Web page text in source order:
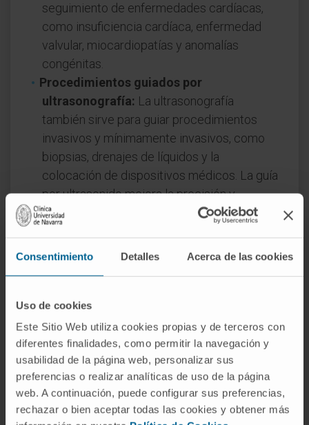
Consentimiento Detalles Acerca de las cookies
Uso de cookies
Este Sitio Web utiliza cookies propias y de terceros con
diferentes finalidades, como permitir la navegación y
usabilidad de la página web, personalizar sus
preferencias o realizar analíticas de uso de la página
web. A continuación, puede configurar sus preferencias,
rechazar o bien aceptar todas las cookies y obtener más
seguimiento de enfermedades cardíacas,
como insuficiencia cardíaca, enfermedad
valvular, miocardiopatías y anomalías
congénitas.
Procedimientos guiados por
ultrasonografía: La ultrasonografía
también sirve para guiar procedimientos
invasivos y mínimamente invasivos, como
biopsias, drenajes de líquidos y la
colocación de dispositivos médicos. La guía
por ultrasonido mejora la precisión y
seguridad de estos procedimientos al
anatomía y la ubicación de las agujas o
Doppler es una variante de la
ultrasonografía que evalúa el flujo sanguíneo
en arterias y venas. Es esencial en la
identificación y evaluación de
enfermedades vasculares, como estenosis,
aneurismas y malformaciones
arteriovenosas, y en la medición de la